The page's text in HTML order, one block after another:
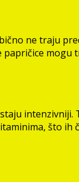
ne traju
intenzivniji.
što ih